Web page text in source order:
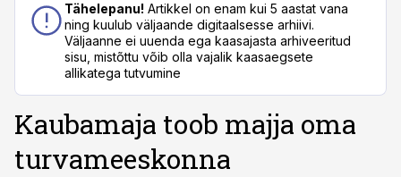
Tähelepanu! Artikkel on enam kui 5 aastat vana
ning kuulub väljaande digitaalsesse arhiivi.
Väljaanne ei uuenda ega kaasajasta arhiveeritud
sisu, mistõttu võib olla vajalik kaasaegsete
allikatega tutvumine
Kaubamaja toob majja oma
turvameeskonna